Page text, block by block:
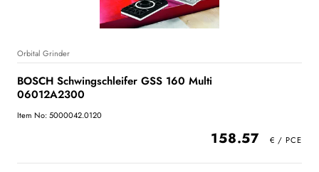
Orbital Grinder
BOSCH Schwingschleifer GSS 160 Multi
06012A2300
Item No: 5000042.0120
158.57